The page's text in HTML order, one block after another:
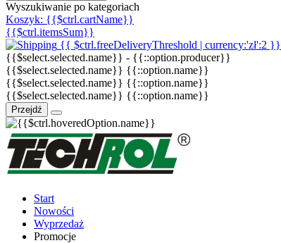
Wyszukiwanie po kategoriach
Koszyk: {{$ctrl.cartName}}
{{$ctrl.itemsSum}}
{{ $ctrl.freeDeliveryThreshold | currency:'zł':2 }}
{{$select.selected.name}} - {{::option.producer}}
{{$select.selected.name}} {{::option.name}}
{{$select.selected.name}} {{::option.name}}
{{$select.selected.name}} {{::option.name}}
Przejdź
Start
Nowości
Wyprzedaż
Promocje